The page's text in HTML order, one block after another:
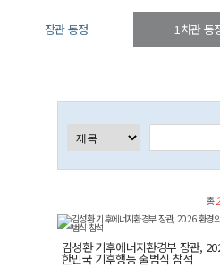
장관 동정 1차관 동
총
김성환 기후에너지환경부 장관,
한민국 기후행동 출범식 참석